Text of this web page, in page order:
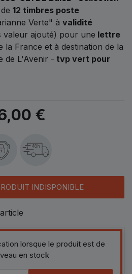
12 timbres poste
Verte" à validité
valeur ajouté) pour une lettre
la France et à destination de la
de L'Avenir - tvp vert pour
€
48h
INDISPONIBLE
article
lorsque le produit est de
en stock